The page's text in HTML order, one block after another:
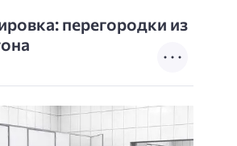
перегородки из